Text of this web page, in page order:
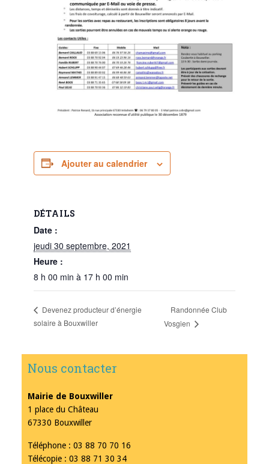
Ajouter au calendrier
DÉTAILS
Date :
jeudi 30 septembre, 2021
Heure :
8 h 00 min à 17 h 00 min
Devenez producteur d’énergie
solaire à Bouxwiller
Randonnée Club
Vosgien
Nous contacter
Mairie de Bouxwiller
1 place du Château
67330 Bouxwiller
Téléphone : 03 88 70 70 16
Télécopie : 03 88 71 30 34